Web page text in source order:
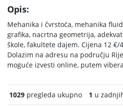
Opis:
Mehanika i čvrstoća, mehanika
grafika, nacrtna geometrija,
škole, fakultete dajem. Cijena 12 €/
Dolazim na adresu na području
moguće izvesti online, putem
1029 pregleda ukupno 1 u